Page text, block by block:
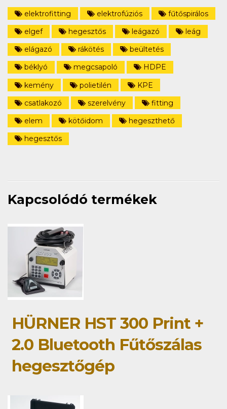
elektrofitting elektrofúziós
fűtőspirálos
elgef
hegesztős leágazó
leág
elágazó
rákötés
beültetés
béklyó
megcsapoló
HDPE
kemény
polietilén
KPE
csatlakozó
szerelvény
fitting
elem
kötőidom
hegeszthető
hegesztős
Kapcsolódó termékek
HÜRNER HST 300 Print +
2.0 Bluetooth Fűtőszálas
hegesztőgép